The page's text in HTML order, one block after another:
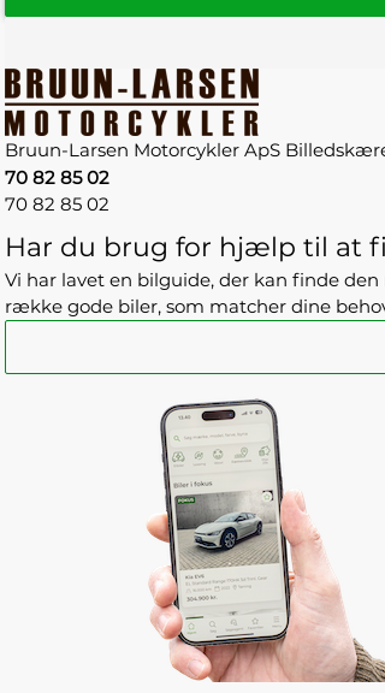
Bruun-Larsen Motorcykler ApS
70 82 85 02
70 82 85 02
Har du brug for hjælp til at
Vi har lavet en bilguide, der kan finde
række gode biler, som matcher dine